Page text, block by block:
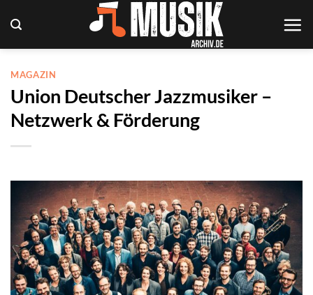
Inhalt
springen
MAGAZIN
Union Deutscher Jazzmusiker –
Netzwerk & Förderung